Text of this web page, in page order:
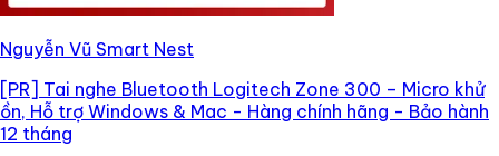
Nguyễn Vũ Smart Nest
[PR] Tai nghe Bluetooth Logitech Zone 300 – Micro khử
ồn, Hỗ trợ Windows & Mac - Hàng chính hãng - Bảo hành
12 tháng